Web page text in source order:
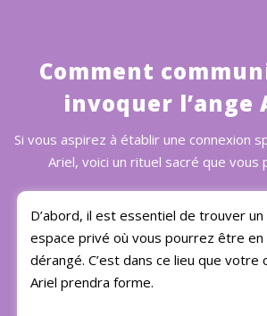
Comment
invoquer l’ange
Si vous aspirez à établir une connexion
Ariel, voici un rituel sacré que vous
D’abord, il est essentiel de trouver un
espace privé où vous pourrez être
dérangé. C’est dans ce lieu que votre
Ariel prendra forme.